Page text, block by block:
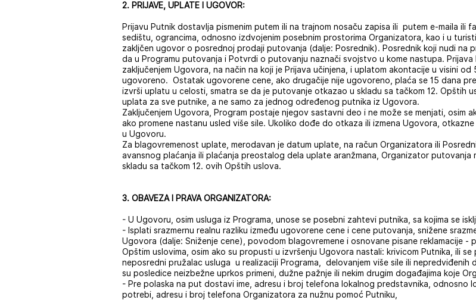
2. PRIJAVE, UPLATE I UGOVOR:
Prijavu Putnik dostavlja pismenim putem ili na trajnom nosaču zapisa ili putem e-maila ili
sedištu, ograncima, odnosno izdvojenim posebnim prostorima Organizatora, kao i u
zakljčen ugovor o posrednoj prodaji putovanja (dalje: Posrednik). Posrednik koji nudi na
da u Programu putovanja i Potvrdi o putovanju naznači svojstvo u kome nastupa.
zaključenjem Ugovora, na način na koji je Prijava učinjena, i uplatom akontacije u visini
ugovoreno. Ostatak ugovorene cene, ako drugačije nije ugovoreno, plaća se 15 dana
izvrši uplatu u celosti, smatra se da je putovanje otkazao u skladu sa tačkom 12. Opštih
uplata za sve putnike, a ne samo za jednog određenog putnika iz Ugovora.
Zaključenjem Ugovora, Program postaje njegov sastavni deo i ne može se menjati, osim
ako promene nastanu usled više sile. Ukoliko dođe do otkaza ili izmena Ugovora,
u Ugovoru.
Za blagovremenost uplate, merodavan je datum uplate, na račun Organizatora ili
avansnog plaćanja ili plaćanja preostalog dela uplate aranžmana, Organizator
skladu sa tačkom 12. ovih Opštih uslova.
3. OBAVEZA I PRAVA ORGANIZATORA:
- U Ugovoru, osim usluga iz Programa, unose se posebni zahtevi putnika, sa kojima se
- Isplati srazmernu realnu razliku između ugovorene cene i cene putovanja, snižene
Ugovora (dalje: Sniženje cene), povodom blagovremene i osnovane pisane reklamacije -
Opštim uslovima, osim ako su propusti u izvršenju Ugovora nastali: krivicom Putnika, ili
neposredni pružalac usluga u realizaciji Programa, delovanjem više sile ili nepredviđenih
su posledice neizbežne uprkos primeni, dužne pažnje ili nekim drugim događajima koje
- Pre polaska na put dostavi ime, adresu i broj telefona lokalnog predstavnika, odnosno
potrebi, adresu i broj telefona Organizatora za nužnu pomoć Putniku,